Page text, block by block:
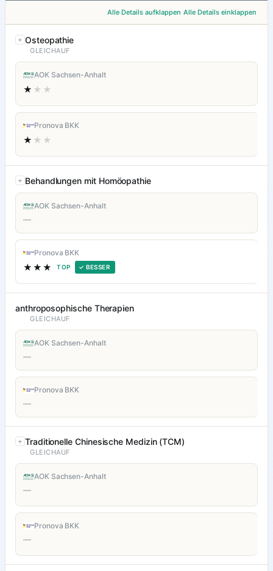
Alle Details aufklappen Alle Details einklappen
Osteopathie
GLEICHAUF
AOK Sachsen-Anhalt
★ ★★
Pronova BKK
★ ★★
Behandlungen mit Homöopathie
AOK Sachsen-Anhalt
—
Pronova BKK
★★★ TOP ✓ BESSER
anthroposophische Therapien
GLEICHAUF
AOK Sachsen-Anhalt
—
Pronova BKK
—
Traditionelle Chinesische Medizin (TCM)
GLEICHAUF
AOK Sachsen-Anhalt
—
Pronova BKK
—